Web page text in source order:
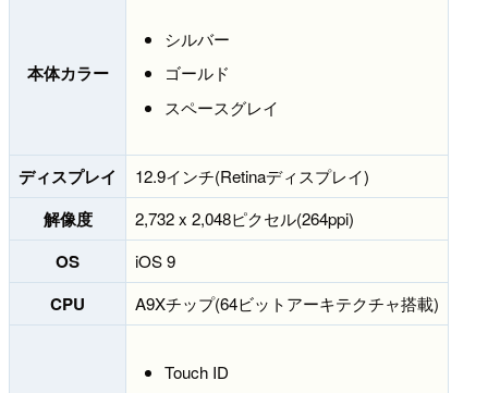
本体カラー
シルバー
ゴールド
スペースグレイ
ディスプレイ 12.9インチ(Retinaディスプレイ)
解像度 2,732 x 2,048ピクセル(264ppi)
OS iOS 9
CPU A9Xチップ(64ビットアーキテクチャ搭載)
Touch ID